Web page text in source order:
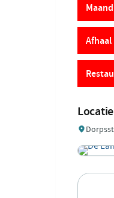
Afhaal
Locatie